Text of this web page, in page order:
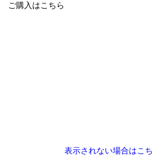
ご購入はこちら
表示されない場合はこ